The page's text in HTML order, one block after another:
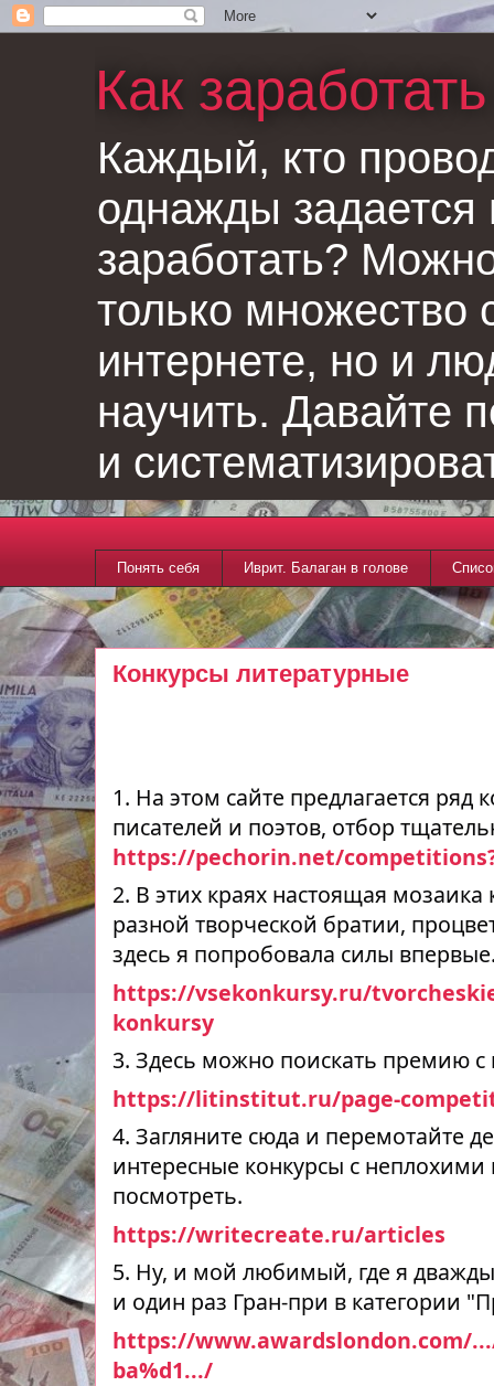
Как
Каждый, кто
однажды задается
заработать?
только множество
интернете, но и
научить. Давайте
и
Понять себя Иврит. Балаган в голове
Конкурсы литературные
1. На этом сайте предлагается ряд
писателей и поэтов, отбор
https://pechorin.net/
2. В этих краях настоящая мозаика
разной творческой братии,
здесь я попробовала силы
https://vsekonkursy.ru/
konkursy
3. Здесь можно поискать премию
https://litinstitut.ru/page-
4. Загляните сюда и перемотайте
интересные конкурсы с неплохими
посмотреть.
https://writecreate.ru/articles
5. Ну, и мой любимый, где я
и один раз Гран-при в категории
https://www.awardslondon.com/
ba%d1.../